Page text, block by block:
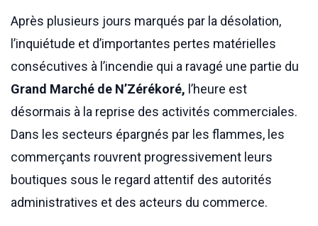
Après plusieurs jours marqués par la désolation,
l’inquiétude et d’importantes pertes matérielles
consécutives à l’incendie qui a ravagé une partie du
Grand Marché de N’Zérékoré, l’heure est
désormais à la reprise des activités commerciales.
Dans les secteurs épargnés par les flammes, les
commerçants rouvrent progressivement leurs
boutiques sous le regard attentif des autorités
administratives et des acteurs du commerce.